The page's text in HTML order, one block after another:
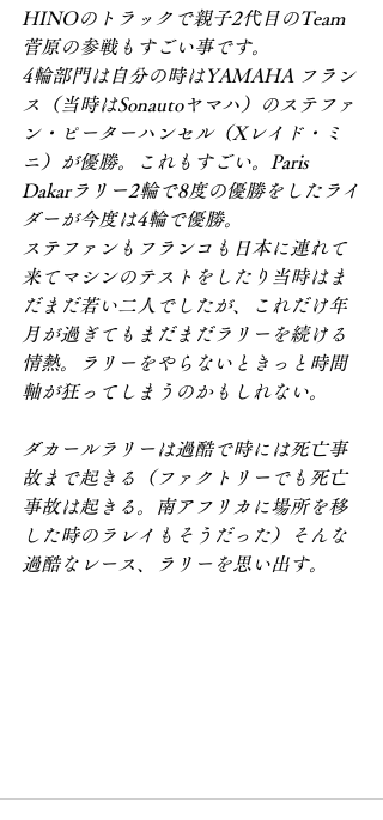
HINOのトラックで親子2代目のTeam
菅原の参戦もすごい事です。
4輪部門は自分の時はYAMAHA フラン
ス（当時はSonautoヤマハ）のステファ
ン・ピーターハンセル（Xレイド・ミ
ニ）が優勝。これもすごい。Paris
Dakarラリー2輪で8度の優勝をしたライ
ダーが今度は4輪で優勝。
ステファンもフランコも日本に連れて
来てマシンのテストをしたり当時はま
だまだ若い二人でしたが、これだけ年
月が過ぎてもまだまだラリーを続ける
情熱。ラリーをやらないときっと時間
軸が狂ってしまうのかもしれない。
ダカールラリーは過酷で時には死亡事
故まで起きる（ファクトリーでも死亡
事故は起きる。南アフリカに場所を移
した時のラレイもそうだった）そんな
過酷なレース、ラリーを思い出す。